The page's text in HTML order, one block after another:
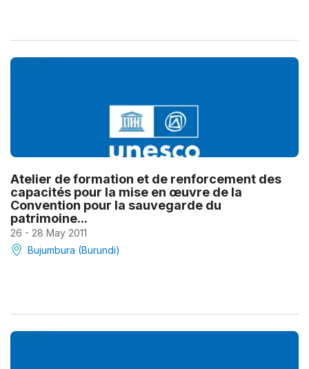
Atelier de formation et de renforcement des
capacités pour la mise en œuvre de la
Convention pour la sauvegarde du
patrimoine...
26 - 28 May 2011
Bujumbura (Burundi)